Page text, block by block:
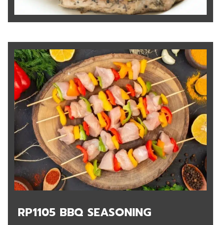
RP1105 BBQ SEASONING